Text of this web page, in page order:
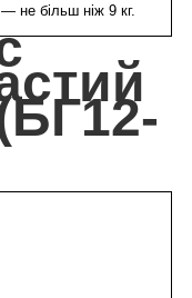
не більш ніж 9 кг.